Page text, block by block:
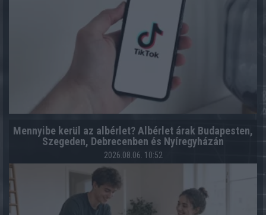
Mennyibe kerül az albérlet? Albérlet árak Budapesten,
Szegeden, Debrecenben és Nyíregyházán
2026.08.06. 10:52